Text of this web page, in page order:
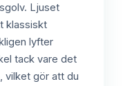
Ljuset
klassiskt
lyfter
tack vare det
vilket gör att du